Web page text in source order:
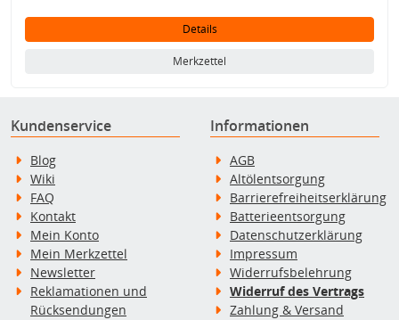
Details
Merkzettel
Kundenservice
Blog
Wiki
FAQ
Kontakt
Mein Konto
Mein Merkzettel
Newsletter
Reklamationen und
Rücksendungen
Informationen
AGB
Altölentsorgung
Barrierefreiheitserklärung
Batterieentsorgung
Datenschutzerklärung
Impressum
Widerrufsbelehrung
Widerruf des Vertrags
Zahlung & Versand